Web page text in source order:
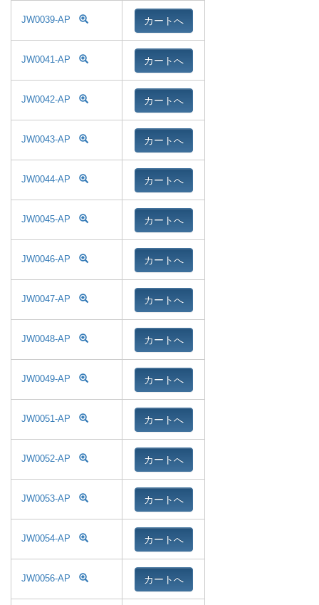
JW0039-AP カートへ
JW0041-AP カートへ
JW0042-AP カートへ
JW0043-AP カートへ
JW0044-AP カートへ
JW0045-AP カートへ
JW0046-AP カートへ
JW0047-AP カートへ
JW0048-AP カートへ
JW0049-AP カートへ
JW0051-AP カートへ
JW0052-AP カートへ
JW0053-AP カートへ
JW0054-AP カートへ
JW0056-AP カートへ